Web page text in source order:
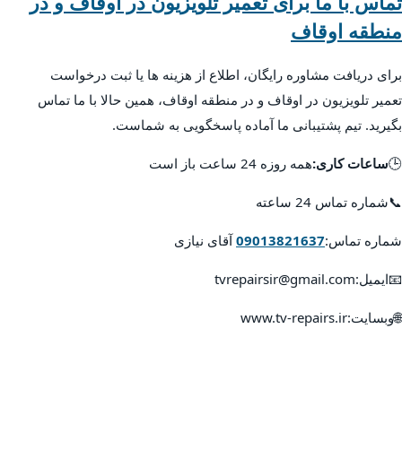
منطقه اوقاف
برای دریافت مشاوره رایگان، اطلاع از هزینه ها یا ثبت درخواست
تعمیر تلویزیون در اوقاف و در منطقه اوقاف، همین حالا با ما تماس
بگیرید. تیم پشتیبانی ما آماده پاسخگویی به شماست.
🕒ساعات کاری:همه روزه 24 ساعت باز است
📞شماره تماس 24 ساعته
شماره تماس:09013821637آقای نیازی
📧ایمیل:tvrepairsir@gmail.com
🌐وبسایت:www.tv-repairs.ir